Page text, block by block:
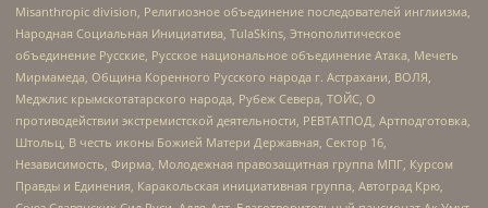
Misanthropic division, Религиозное объединение последователей инглиизма,
Народная Социальная Инициатива, TulaSkins, Этнополитическое
объединение Русские, Русское национальное объединение Атака, Мечеть
Мирмамеда, Община Коренного Русского народа г. Астрахани, ВОЛЯ,
Меджлис крымскотатарского народа, Рубеж Севера, ТОЙС, О
противодействии экстремистской деятельности, РЕВТАТПОД, Артподготовка,
Штольц, В честь иконы Божией Матери Державная, Сектор 16,
Независимость, Фирма, Молодежная правозащитная группа МПГ, Курсом
Правды и Единения, Каракольская инициативная группа, Автоград Крю,